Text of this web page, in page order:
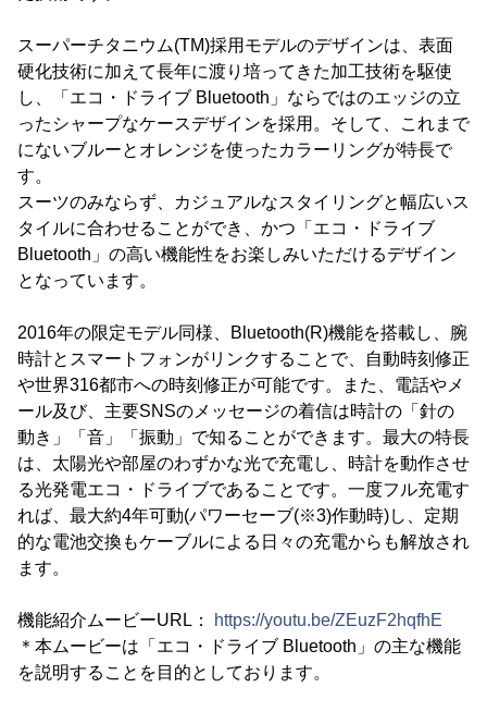
スーパーチタニウム(TM)採用モデルのデザインは、表面
硬化技術に加えて長年に渡り培ってきた加工技術を駆使
し、「エコ・ドライブ Bluetooth」ならではのエッジの立
ったシャープなケースデザインを採用。そして、これまで
にないブルーとオレンジを使ったカラーリングが特長で
す。
スーツのみならず、カジュアルなスタイリングと幅広いス
タイルに合わせることができ、かつ「エコ・ドライブ
Bluetooth」の高い機能性をお楽しみいただけるデザイン
となっています。
2016年の限定モデル同様、Bluetooth(R)機能を搭載し、腕
時計とスマートフォンがリンクすることで、自動時刻修正
や世界316都市への時刻修正が可能です。また、電話やメ
ール及び、主要SNSのメッセージの着信は時計の「針の
動き」「音」「振動」で知ることができます。最大の特長
は、太陽光や部屋のわずかな光で充電し、時計を動作させ
る光発電エコ・ドライブであることです。一度フル充電す
れば、最大約4年可動(パワーセーブ(※3)作動時)し、定期
的な電池交換もケーブルによる日々の充電からも解放され
ます。
機能紹介ムービーURL：
https://youtu.be/ZEuzF2hqfhE
＊本ムービーは「エコ・ドライブ Bluetooth」の主な機能
を説明することを目的としております。